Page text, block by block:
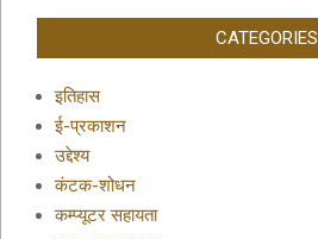
CATEGORIES
इतिहास
ई-प्रकाशन
उद्देश्य
कंटक-शोधन
कम्प्यूटर सहायता